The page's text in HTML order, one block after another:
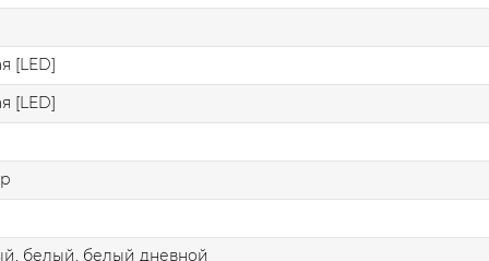
[LED]
[LED]
белый, белый дневной